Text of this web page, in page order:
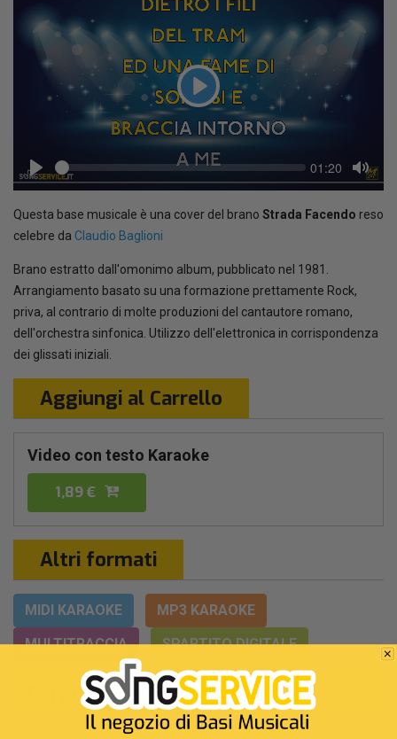
Play
Play
Seek Current
time
01:20
Mute
Questa base musicale è una cover del brano Strada Facendo reso
celebre da Claudio Baglioni
Brano estratto dall'omonimo album, pubblicato nel 1981.
Arrangiamento basato su una formazione prettamente Rock,
priva, al contrario di molte produzioni del cantautore romano,
dell'orchestra sinfonica. Utilizzo dell'elettronica in corrispondenza
dei glissati iniziali.
Aggiungi al Carrello
Video con testo Karaoke
1,89 €
Altri formati
MIDI KARAOKE
MP3 KARAOKE
MULTITRACCIA
SPARTITO DIGITALE
Caratteristiche